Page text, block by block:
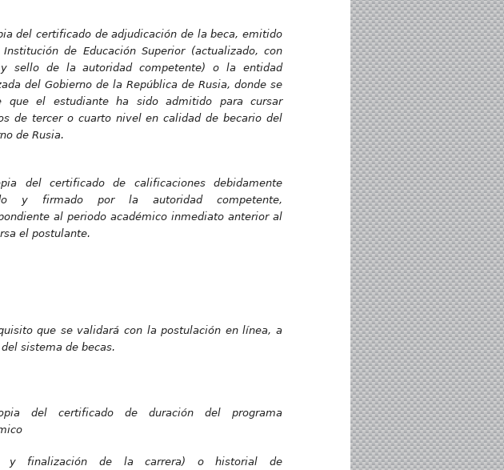
del certificado de adjudicación de la beca, emitido
de Educación Superior (actualizado, con
sello de la autoridad competente) o la entidad
del Gobierno de la República de Rusia, donde se
que el estudiante ha sido admitido para cursar
de tercer o cuarto nivel en calidad de becario del
de Rusia.
del certificado de calificaciones debidamente
y firmado por la autoridad competente,
al periodo académico inmediato anterior al
el postulante.
que se validará con la postulación en línea, a
sistema de becas.
del certificado de duración del programa
y finalización de la carrera) o historial de